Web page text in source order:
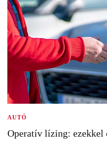
AUTÓ
Operatív lízing: ezekkel